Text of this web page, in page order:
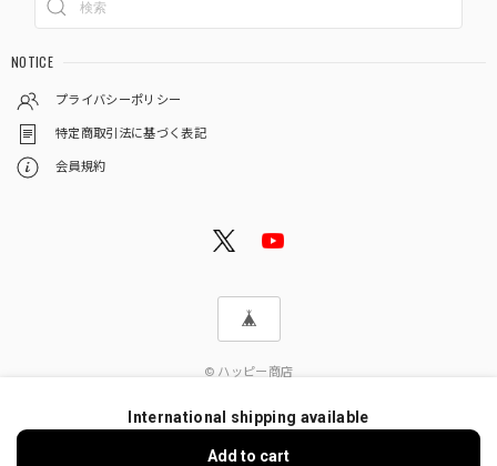
NOTICE
プライバシーポリシー
特定商取引法に基づく表記
会員規約
© ハッピー商店
International shipping available
Add to cart